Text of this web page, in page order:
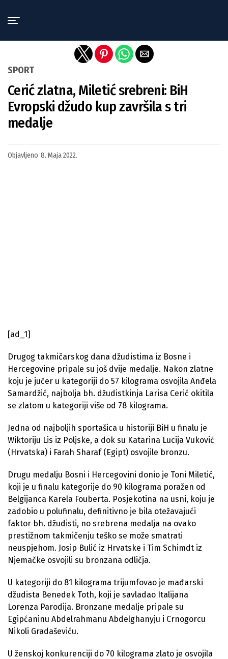
SPORT
Cerić zlatna, Miletić srebreni: BiH
Evropski džudo kup završila s tri
medalje
Objavljeno 8. Maja 2022.
[ad_1]
Drugog takmičarskog dana džudistima iz Bosne i
Hercegovine pripale su još dvije medalje. Nakon zlatne
koju je jučer u kategoriji do 57 kilograma osvojila Anđela
Samardžić, najbolja bh. džudistkinja Larisa Cerić okitila
se zlatom u kategoriji više od 78 kilograma.
Jedna od najboljih sportašica u historiji BiH u finalu je
Wiktoriju Lis iz Poljske, a dok su Katarina Lucija Vuković
(Hrvatska) i Farah Sharaf (Egipt) osvojile bronzu.
Drugu medalju Bosni i Hercegovini donio je Toni Miletić,
koji je u finalu kategorije do 90 kilograma poražen od
Belgijanca Karela Fouberta. Posjekotina na usni, koju je
zadobio u polufinalu, definitivno je bila otežavajući
faktor bh. džudisti, no srebrena medalja na ovako
prestižnom takmičenju teško se može smatrati
neuspjehom. Josip Bulić iz Hrvatske i Tim Schimdt iz
Njemačke osvojili su bronzana odličja.
U kategoriji do 81 kilograma trijumfovao je mađarski
džudista Benedek Toth, koji je savladao Italijana
Lorenza Parodija. Bronzane medalje pripale su
Egipćaninu Abdelrahmanu Abdelghanyju i Crnogorcu
Nikoli Gradaševiću.
U ženskoj konkurenciji do 70 kilograma zlato je osvojila